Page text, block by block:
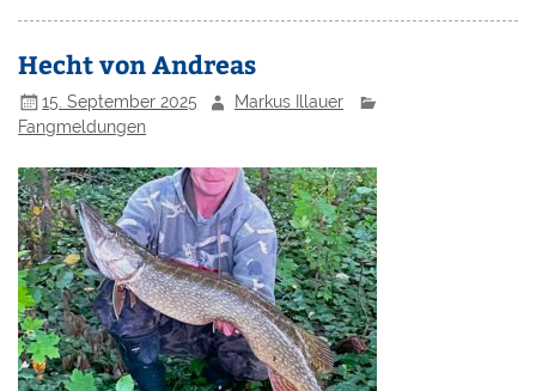
Hecht von Andreas
15. September 2025
Markus Illauer
Fangmeldungen